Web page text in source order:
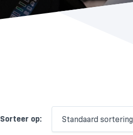
Sorteer op: Standaard sortering